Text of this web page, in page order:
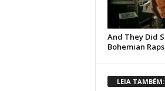
LEIA TAMBÉM: